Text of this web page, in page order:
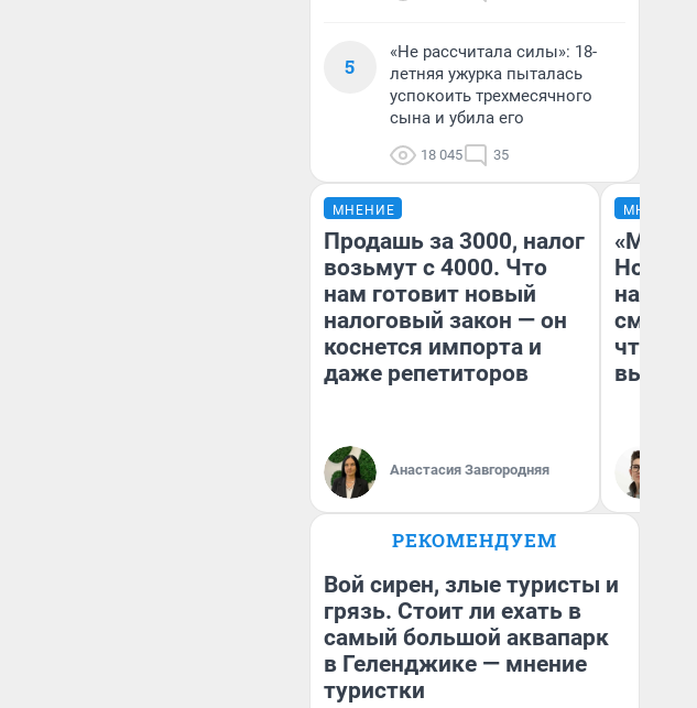
5
«Не рассчитала силы»: 18-
летняя ужурка пыталась
успокоить трехмесячного
сына и убила его
18 045 35
МНЕНИЕ
Продашь за 3000, налог
возьмут с 4000. Что
нам готовит новый
налоговый закон — он
коснется импорта и
даже репетиторов
Анастасия Завгородняя
МНЕНИЕ
«Мы
чтобы
РЕКОМЕНДУЕМ
Вой сирен, злые туристы и
грязь. Стоит ли ехать в
самый большой аквапарк
в Геленджике — мнение
туристки